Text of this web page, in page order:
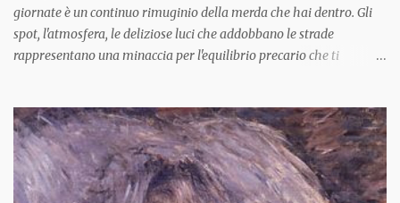
giornate è un continuo rimuginio della merda che hai dentro. Gli
spot, l'atmosfera, le deliziose luci che addobbano le strade
rappresentano una minaccia per l'equilibrio precario che ti
godermi il momento, provavo solo un grande disagio e un enorme
senso di straniamento, come se fossi stata adottata. Intorno a me il
delirio: 15 cugini, 30 zii, una nonna uscita da un romanzo di Pennac
e la percezione che nemmeno quell'anno avrei ricevuto Barbie